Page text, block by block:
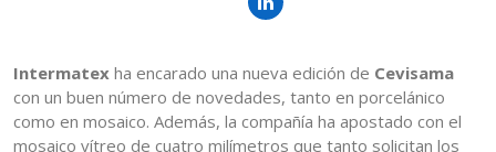
Intermatex ha encarado una nueva edición de Cevisama
con un buen número de novedades, tanto en porcelánico
como en mosaico. Además, la compañía ha apostado con el
mosaico vítreo de cuatro milímetros que tanto solicitan los